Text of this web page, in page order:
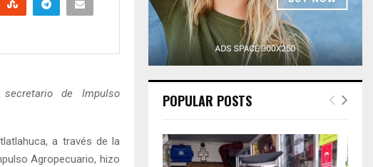
de Impulso
a través de la
Agropecuario, hizo
POPULAR POSTS